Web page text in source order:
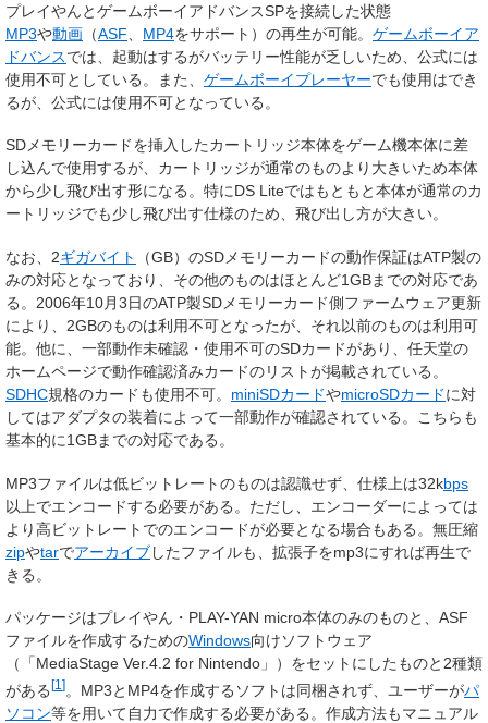
プレイやんとゲームボーイアドバンスSPを接続した状態
MP3や動画 （ASF MP4をサポート）の再生が可能。 ゲームボーイア
ドバンスでは、起動はするがバッテリー性能が乏しいため、公式には
使用不可としている。また、 ゲームボーイプレーヤーでも使用はでき
るが、公式には使用不可となっている。
SDメモリーカードを挿入したカートリッジ本体をゲーム機本体に差
し込んで使用するが、カートリッジが通常のものより大きいため本体
から少し飛び出す形になる。特にDS Liteではもともと本体が通常のカ
ートリッジでも少し飛び出す仕様のため、飛び出し方が大きい。
なお、2ギガバイト
（GB）のSDメモリーカードの動作保証はATP製の
みの対応となっており、その他のものはほとんど1GBまでの対応であ
る。2006年10月3日のATP製SDメモリーカード側ファームウェア更新
により、2GBのものは利用不可となったが、それ以前のものは利用可
能。他に、一部動作未確認・使用不可のSDカードがあり、任天堂の
ホームページで動作確認済みカードのリストが掲載されている。
SDHC規格のカードも使用不可。 miniSDカードやmicroSDカードに対
してはアダプタの装着によって一部動作が確認されている。こちらも
基本的に1GBまでの対応である。
MP3ファイルは低ビットレートのものは認識せず、仕様上は32kbps
以上でエンコードする必要がある。ただし、エンコーダーによっては
より高ビットレートでのエンコードが必要となる場合もある。無圧縮
zipやtarでアーカイブしたファイルも、拡張子をmp3にすれば再生で
きる。
パッケージはプレイやん・PLAY-YAN micro本体のみのものと、ASF
ファイルを作成するためのWindows向けソフトウェア
（「MediaStage Ver.4.2 for Nintendo」）をセットにしたものと2種類
がある [1 ] 。MP3とMP4を作成するソフトは同梱されず、ユーザーがパ
ソコン等を用いて自力で作成する必要がある。作成方法もマニュアル